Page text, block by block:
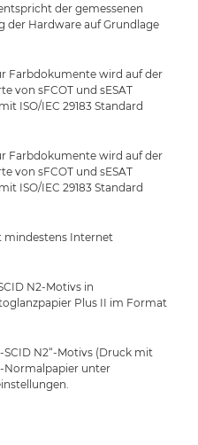
der gemessenen
der Hardware auf Grundlage
Farbdokumente wird auf der
von sFCOT und sESAT
ISO/IEC 29183 Standard
Farbdokumente wird auf der
von sFCOT und sESAT
ISO/IEC 29183 Standard
mindestens Internet
N2-Motivs in
Plus II im Format
SCID N2“-Motivs (Druck mit
Normalpapier unter